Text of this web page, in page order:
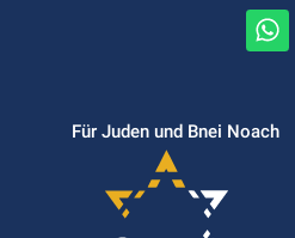
Für Juden und Bnei Noach